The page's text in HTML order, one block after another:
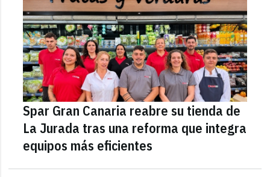
Spar Gran Canaria reabre su tienda de
La Jurada tras una reforma que integra
equipos más eficientes